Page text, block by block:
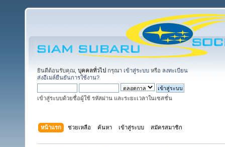
ยินดีต้อนรับคุณ, บุคคลทั่วไป กรุณา เข้าสู่ระบบ หรือ ลงทะเบียน
ส่งอีเมล์ยืนยันการใช้งาน?
เข้าสู่ระบบด้วยชื่อผู้ใช้ รหัสผ่าน และระยะเวลาในเซสชั่น
หน้าแรก ช่วยเหลือ ค้นหา เข้าสู่ระบบ สมัครสมาชิก